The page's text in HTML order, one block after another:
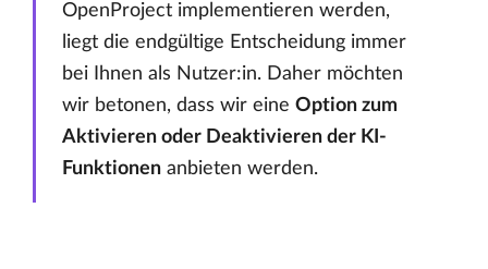
OpenProject implementieren werden,
liegt die endgültige Entscheidung immer
bei Ihnen als Nutzer:in. Daher möchten
wir betonen, dass wir eine Option zum
Aktivieren oder Deaktivieren der KI-
Funktionen anbieten werden.